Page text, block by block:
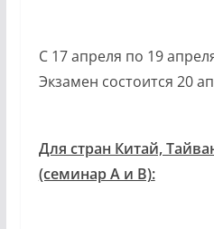
С 17 апреля по 19
Экзамен состоится 20
Для стран Китай,
(семинар A и B):